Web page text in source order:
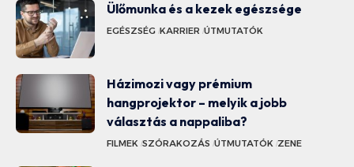
Ülőmunka és a kezek egészsége
EGÉSZSÉG KARRIER ÚTMUTATÓK
Házimozi vagy prémium
hangprojektor – melyik a jobb
választás a nappaliba?
FILMEK SZÓRAKOZÁS ÚTMUTATÓK ZENE